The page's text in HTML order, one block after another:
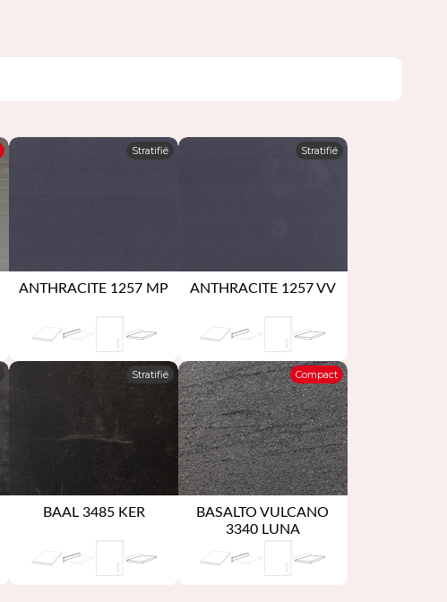
Stratifié
ANTHRACITE 1257 MP
Stratifié
ANTHRACITE 1257 VV
Stratifié
BAAL 3485 KER
Compact
BASALTO VULCANO
3340 LUNA